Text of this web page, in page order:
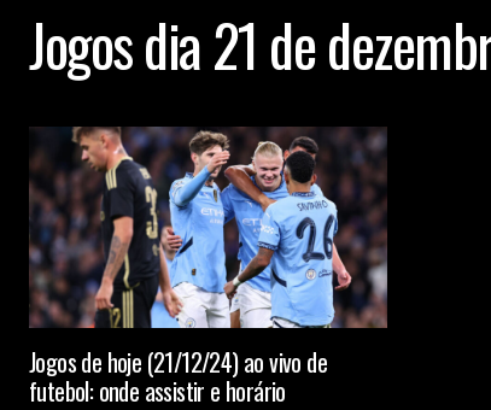
Jogos dia 21 de
Jogos de hoje (21/12/24) ao vivo de
futebol: onde assistir e horário